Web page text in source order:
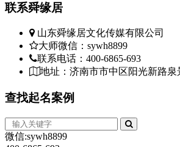
联系舜缘居
山东舜缘居文化传媒有限公司
大师微信：sywh8899
联系电话：400-6865-693
地址：济南市市中区阳光新路泉
查找起名案例
微信:sywh8899